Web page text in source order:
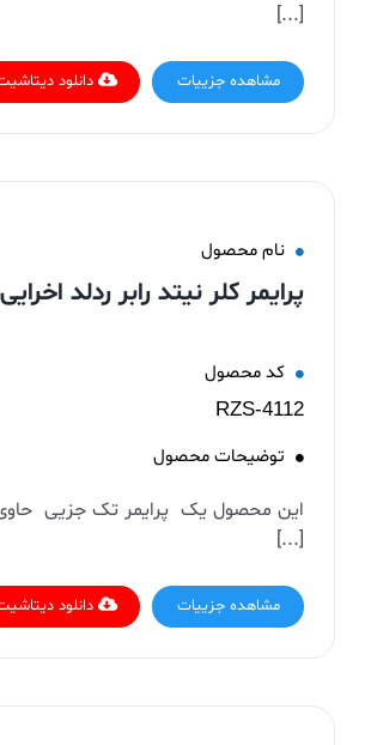
[...]
مشاهده جزییات دانلود
نام محصول
پرایمر کلر نیتد رابر ردلد اخرایی
کد محصول
RZS-4112
توضیحات محصول
این محصول یک پرایمر تک جزیی
[...]
مشاهده جزییات دانلود